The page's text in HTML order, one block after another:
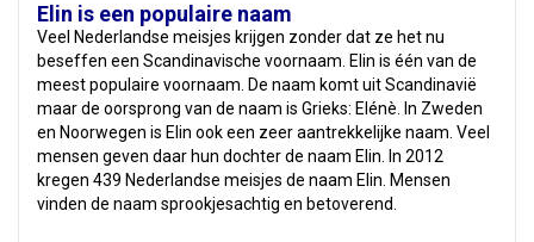
Elin is een populaire naam
Veel Nederlandse meisjes krijgen zonder dat ze het nu
beseffen een Scandinavische voornaam. Elin is één van de
meest populaire voornaam. De naam komt uit Scandinavië
maar de oorsprong van de naam is Grieks: Elénè. In Zweden
en Noorwegen is Elin ook een zeer aantrekkelijke naam. Veel
mensen geven daar hun dochter de naam Elin. In 2012
kregen 439 Nederlandse meisjes de naam Elin. Mensen
vinden de naam sprookjesachtig en betoverend.